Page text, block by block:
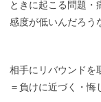
ときに起こる問題・
感度が低いんだろう
相手にリバウンドを
＝負けに近づく・